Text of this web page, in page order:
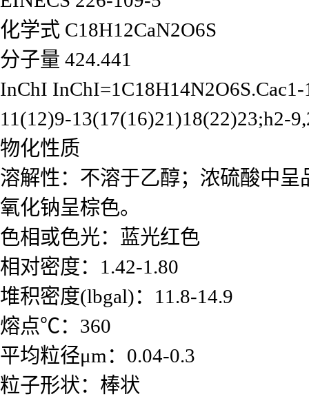
化学式 C18H12CaN2O6S
分子量 424.441
InChI
11(12)9-13(17(16)21)18(22)23;h2-
物化性质
溶解性：不溶于乙醇；浓硫酸中
氧化钠呈棕色。
色相或色光：蓝光红色
相对密度：1.42-1.80
堆积密度(lbgal)：11.8-14.9
熔点℃：360
平均粒径μm：0.04-0.3
粒子形状：棒状